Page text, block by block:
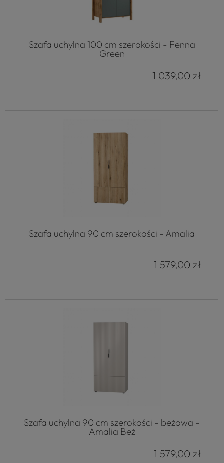
Szafa uchylna 100 cm szerokości - Fenna
Green
1 039,00 zł
Szafa uchylna 90 cm szerokości - Amalia
1 579,00 zł
Szafa uchylna 90 cm szerokości - beżowa -
Amalia Beż
1 579,00 zł